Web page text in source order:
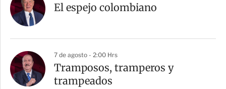
El espejo colombiano
7 de agosto - 2:00 Hrs
Tramposos, tramperos y
trampeados